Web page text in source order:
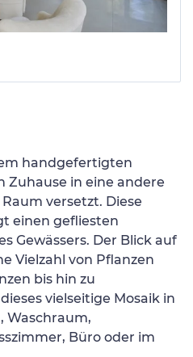
handgefertigten
Zuhause in eine andere
versetzt. Diese
einen gefliesten
Gewässers. Der Blick auf
Vielzahl von Pflanzen
bis hin zu
vielseitige Mosaik in
Waschraum,
Büro oder im